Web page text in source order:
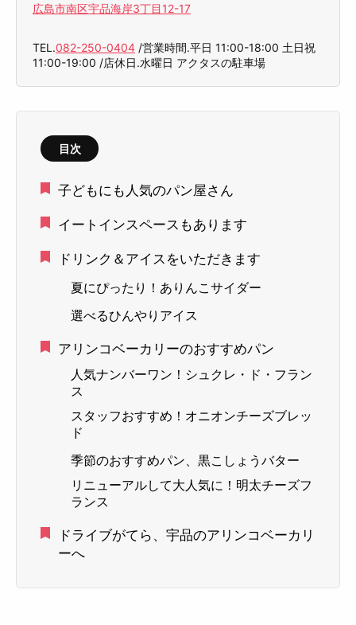
広島市南区宇品海岸3丁目12-17
TEL.082-250-0404 /営業時間.平日 11:00-18:00 土日祝
11:00-19:00 /店休日.水曜日 アクタスの駐車場
目次
子どもにも人気のパン屋さん
イートインスペースもあります
ドリンク＆アイスをいただきます
夏にぴったり！ありんこサイダー
選べるひんやりアイス
アリンコベーカリーのおすすめパン
人気ナンバーワン！シュクレ・ド・フラン
ス
スタッフおすすめ！オニオンチーズブレッ
ド
季節のおすすめパン、黒こしょうバター
リニューアルして大人気に！明太チーズフ
ランス
ドライブがてら、宇品のアリンコベーカリ
ーへ